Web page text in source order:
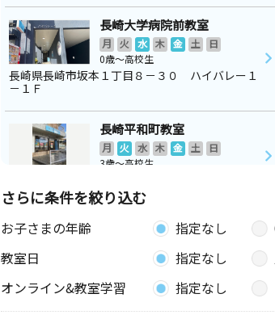
長崎大学病院前教室
月 火 水 木 金 土
日
0歳～高校生
長崎県長崎市坂本１丁目８－３０ ハイバレー１
－１Ｆ
長崎平和町教室
月 火 水 木 金 土
日
3歳～高校生
長崎大橋教室
木 金 土 日
3歳～高校生
長崎県長崎市大橋町１９－２７ 大橋町東部公民
館
さらに条件を絞り込む
お子さまの年齢 指定なし
教室日
指定なし
オンライン&教室学習
指定なし